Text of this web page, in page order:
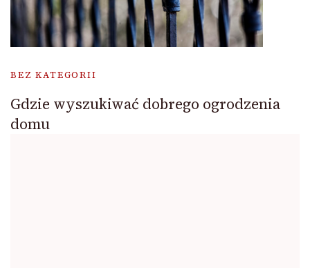
BEZ KATEGORII
Gdzie wyszukiwać dobrego ogrodzenia
domu